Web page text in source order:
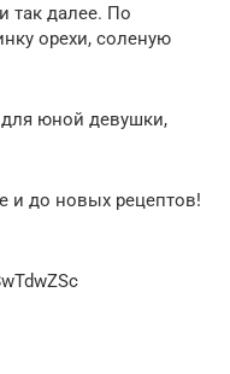
так далее. По
орехи, соленую
для юной девушки,
и до новых рецептов!